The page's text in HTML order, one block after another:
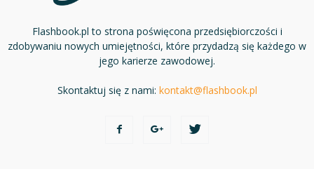
Flashbook.pl to strona poświęcona przedsiębiorczości i
zdobywaniu nowych umiejętności, które przydadzą się każdego w
jego karierze zawodowej.
Skontaktuj się z nami: kontakt@flashbook.pl